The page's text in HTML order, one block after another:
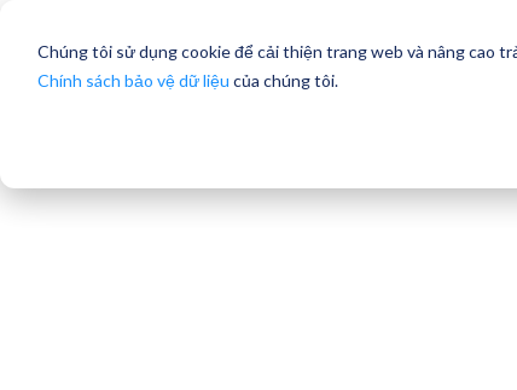
Chúng tôi sử dụng cookie để cải thiện trang web và nâng cao
Chính sách bảo vệ dữ liệu của chúng tôi.